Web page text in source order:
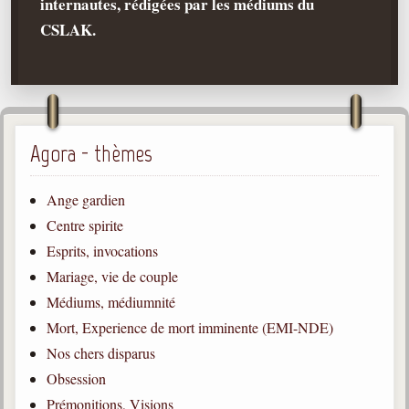
Qu'est-ce que c'est ?
Philosophie
La doctrine d'Allan Kardec
But des manifestations spirites
Esprits
Médiums
Les hommes
Allan Kardec
1804-1869
Léon Denis
1846-1927
CSLAK.
Agora - thèmes
Ange gardien
Centre spirite
Esprits, invocations
Mariage, vie de couple
Médiums, médiumnité
Mort, Experience de mort imminente (EMI-NDE)
Nos chers disparus
Obsession
Prémonitions, Visions